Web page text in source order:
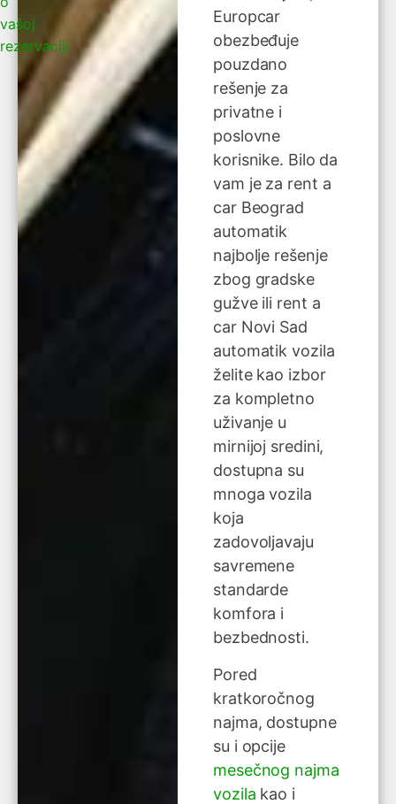
vašoj
rezervaciji
Europcar
obezbeđuje
pouzdano
rešenje za
privatne i
poslovne
korisnike. Bilo da
vam je za rent a
car Beograd
automatik
najbolje rešenje
zbog gradske
gužve ili rent a
car Novi Sad
automatik vozila
želite kao izbor
za kompletno
uživanje u
mirnijoj sredini,
dostupna su
mnoga vozila
koja
zadovoljavaju
savremene
standarde
komfora i
bezbednosti.
Pored
kratkoročnog
najma, dostupne
su i opcije
mesečnog najma
vozila kao i